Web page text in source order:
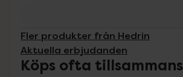
Fler produkter från Hedrin
Aktuella erbjudanden
Köps ofta tillsammans